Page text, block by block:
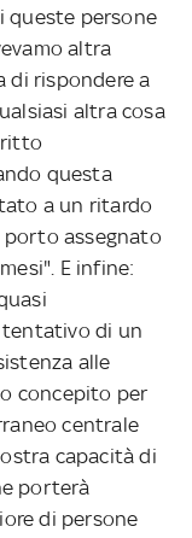
queste persone
altra
di rispondere a
altra cosa
questa
a un ritardo
porto assegnato
E infine:
di un
alle
concepito per
centrale
capacità di
porterà
di persone